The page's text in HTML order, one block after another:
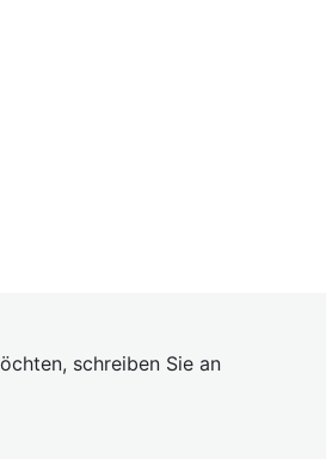
schreiben Sie an